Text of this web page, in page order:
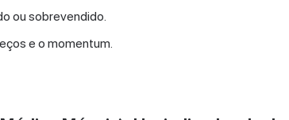
ou sobrevendido.
e o momentum.